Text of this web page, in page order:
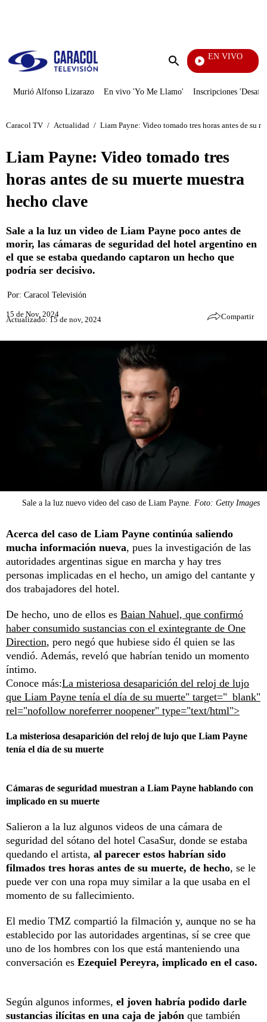
Enviar
EN VIVO
Yo Me Llamo
Murió Alfonso Lizarazo En vivo 'Yo Me Llamo' Inscripciones
Caracol TV / Actualidad / Liam Payne: Video tomado tres horas antes de su
Liam Payne: Video tomado tres
horas antes de su muerte muestra
hecho clave
Sale a la luz un video de Liam Payne poco antes de
morir, las cámaras de seguridad del hotel argentino en
el que se estaba quedando captaron un hecho que
podría ser decisivo.
Por: Caracol Televisión
15 de Nov, 2024
Actualizado: 15 de nov, 2024 Compartir
Sale a la luz nuevo video del caso de Liam Payne. Foto: Getty Images
Acerca del caso de Liam Payne continúa saliendo
mucha información nueva, pues la investigación de las
autoridades argentinas sigue en marcha y hay tres
personas implicadas en el hecho, un amigo del cantante y
dos trabajadores del hotel.
De hecho, uno de ellos es Baian Nahuel, que confirmó
haber consumido sustancias con el exintegrante de One
Direction, pero negó que hubiese sido él quien se las
vendió. Además, reveló que habrían tenido un momento
íntimo.
Conoce más:La misteriosa desaparición del reloj de lujo
que Liam Payne tenía el día de su muerte" target="_blank"
rel="nofollow noreferrer noopener" type="text/html">
La misteriosa desaparición del reloj de lujo que Liam Payne
tenía el día de su muerte
Cámaras de seguridad muestran a Liam Payne hablando con
implicado en su muerte
Salieron a la luz algunos videos de una cámara de
seguridad del sótano del hotel CasaSur, donde se estaba
quedando el artista, al parecer estos habrían sido
filmados tres horas antes de su muerte, de hecho, se le
puede ver con una ropa muy similar a la que usaba en el
momento de su fallecimiento.
El medio TMZ compartió la filmación y, aunque no se ha
establecido por las autoridades argentinas, sí se cree que
uno de los hombres con los que está manteniendo una
conversación es Ezequiel Pereyra, implicado en el caso.
Según algunos informes, el joven habría podido darle
sustancias ilícitas en una caja de jabón que también